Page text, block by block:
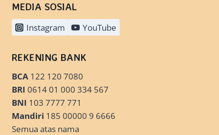
MEDIA SOSIAL
Instagram YouTube
REKENING BANK
BCA 122 120 7080
BRI 0614 01 000 334 567
BNI 103 7777 771
Mandiri 185 00000 9 6666
Semua atas nama